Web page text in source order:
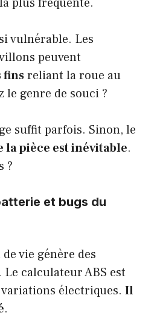
plus fréquente.
vulnérable. Les
peuvent
finsreliant la roue au
le genre de souci ?
suffit parfois. Sinon, le
pièce est inévitable.
?
et bugs du
vie génère des
calculateur ABS est
électriques. Il
.